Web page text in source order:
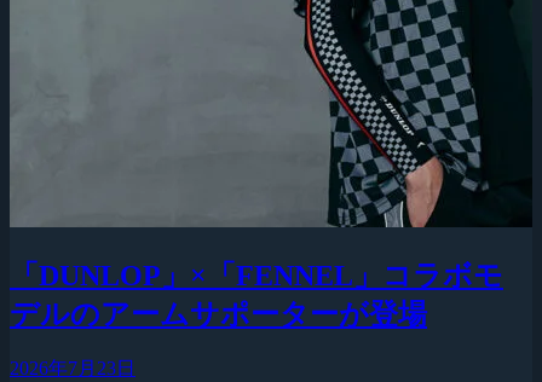
「DUNLOP」×「FENNEL」コラボモ
デルのアームサポーターが登場
2026年7月23日